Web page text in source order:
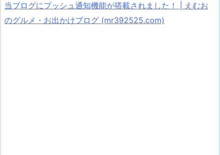
当ブログにプッシュ通知機能が搭載されました！ | えむお
のグルメ・お出かけブログ (mr392525.com)